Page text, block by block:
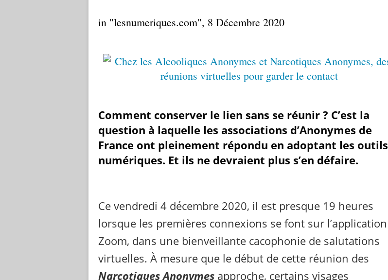
in "lesnumeriques.com", 8 Décembre 2020
Comment conserver le lien sans se réunir ? C’est la
question à laquelle les associations d’Anonymes de
France ont pleinement répondu en adoptant les outils
numériques. Et ils ne devraient plus s’en défaire.
Ce vendredi 4 décembre 2020, il est presque 19 heures
lorsque les premières connexions se font sur l’application
Zoom, dans une bienveillante cacophonie de salutations
virtuelles. À mesure que le début de cette réunion des
Narcotiques Anonymes approche, certains visages